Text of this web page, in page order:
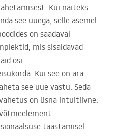
Kui näiteks
see uuega, selle asemel
on saadaval
mis sisaldavad
osi.
Kui see on ära
see uue vastu. Seda
on üsna intuitiivne.
taastamisel.